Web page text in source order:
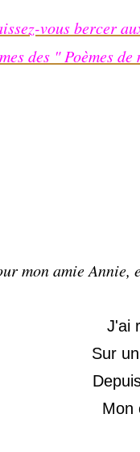
vous bercer
des " Poèmes
mon amie Annie,
J'ai
Sur
Mon